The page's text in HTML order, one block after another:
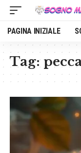
PAGINA INIZIALE
Tag: